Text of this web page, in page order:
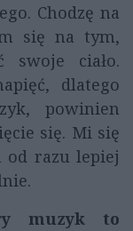
Chodzę na
się na tym,
swoje ciało.
dlatego
powinien
się. Mi się
od razu lepiej
muzyk to